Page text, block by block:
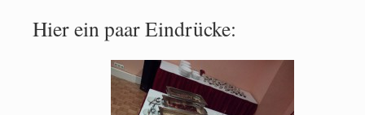
Hier ein paar Eindrücke: